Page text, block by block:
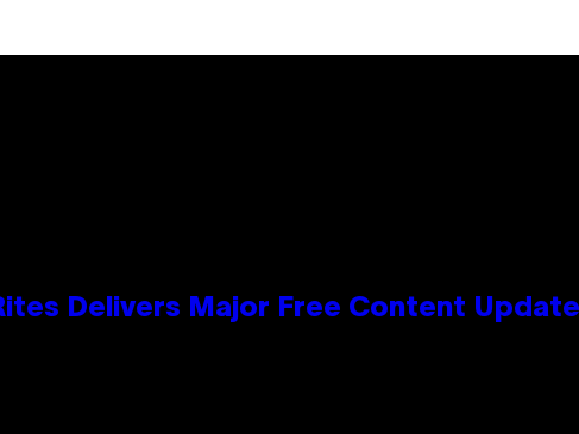
Delivers Major Free Content Update